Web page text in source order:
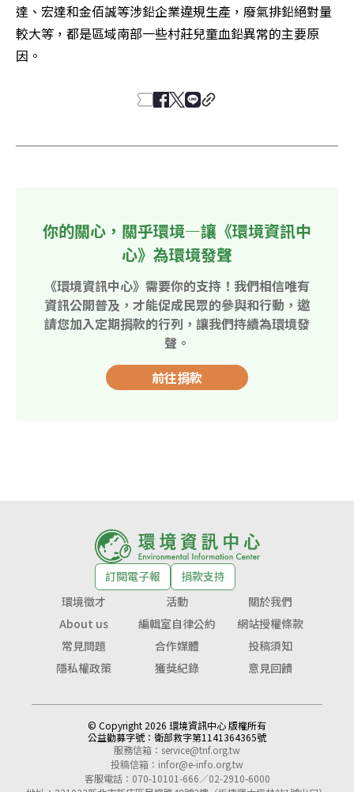
達、宏達和金佰誠等涉鉛企業違規生產，廢氣排鉛絕對量
較大等，都是區域南部一些村莊兒童血鉛異常的主要原
因。
你的關心，關乎環境—讓《環境資訊中
心》為環境發聲
《環境資訊中心》需要你的支持！我們相信唯有
資訊公開普及，才能促成民眾的參與和行動，邀
請您加入定期捐款的行列，讓我們持續為環境發
聲。
前往捐款
訂閱電子報
捐款支持
環境徵才
活動
關於我們
About us
編輯室自律公約
網站授權條款
常見問題
合作媒體
投稿須知
隱私權政策
獲獎紀錄 意見回饋
© Copyright 2026 環境資訊中心 版權所有
公益勸募字號： 衛部救字第1141364365號
服務信箱： service@tnf.org.tw
投稿信箱： infor@e-info.org.tw
客服電話：070-10101-666／02-2910-6000